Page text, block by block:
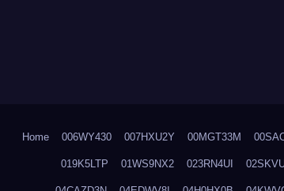
Home 006WY430 007HXU2Y 00MGT33M
019K5LTP 01WS9NX2 023RN4UI